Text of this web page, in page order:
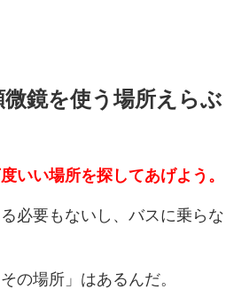
鏡を使う場所えらぶ
いい場所を探してあげよう。
必要もないし、バスに乗らな
の場所」はあるんだ。